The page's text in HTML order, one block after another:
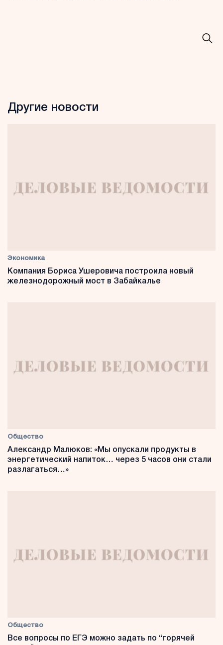
Другие новости
Экономика
Компания Бориса Ушеровича построила новый
железнодорожный мост в Забайкалье
Общество
Александр Малюков: «Мы опускали продукты в
энергетический напиток… через 5 часов они стали
разлагаться…»
Общество
Все вопросы по ЕГЭ можно задать по “горячей